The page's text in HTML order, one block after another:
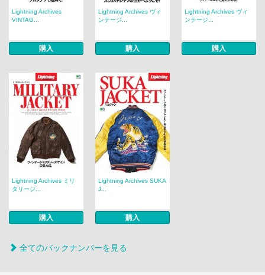
Lightning Archives
VINTAG...
購入
Lightning Archives ヴィ
ンテージ...
購入
Lightning Archives ヴィ
ンテージ...
購入
Lightning Archives ミリ
タリージ...
購入
Lightning Archives SUKA
J...
購入
全てのバックナンバーを見る